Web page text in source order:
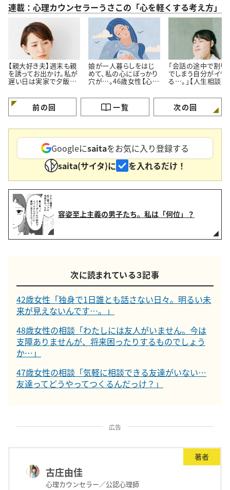
連載：心理カウンセラーうさこの「心を軽くする考え方」
【親大好き夫】週末も親
を誘ってお出かけ。私が
遅い日は実家で夕飯。
なのでは…？
娘が一人暮らしをはじ
めて、私の心にぽっかり
穴が…。46歳女性【心理
談】
「会話の途中で割り
でしまう自分がイヤ
る…。」【人生相談】
前の回 一覧 次の回
Googleにsaitaをお気に入り登録する
saita(サイタ)に
を入れるだけ！
容姿至上主義の男子たち。私は「何位」？
次に読まれている３記事
42歳女性「独身で1日誰とも話さない日々。明るい未
来が見えないんです…。」
48歳女性の相談「わたしには友人がいません。今は
支障ありませんが、将来困ったりするものでしょう
か…」
47歳女性の相談「気軽に相談できる友達がいない…
友達ってどうやってつくるんだっけ？」
広告
著者
古庄由佳
心理カウンセラー／公認心理師